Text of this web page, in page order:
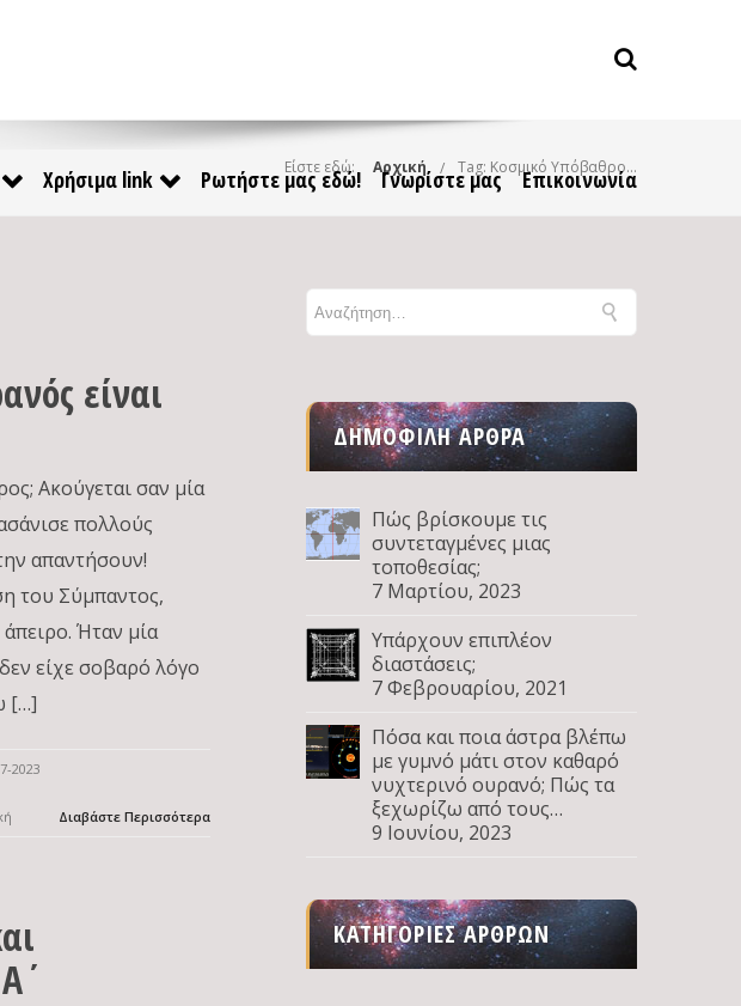
Χρήσιμα link Ρωτήστε μας εδώ! Γνωρίστε μας Επικοινωνία
Είστε εδώ: Αρχική Tag: Κοσμικό Υπόβαθρο Μικροκυμάτων
είναι
Ακούγεται σαν μία
πολλούς
απαντήσουν!
του Σύμπαντος,
Ήταν μία
είχε σοβαρό λόγο
[…]
2023
Διαβάστε Περισσότερα
ΔΗΜΟΦΙΛΉ ΆΡΘΡΑ
Πώς βρίσκουμε τις
συντεταγμένες μιας
τοποθεσίας;
7 Μαρτίου, 2023
Υπάρχουν επιπλέον
διαστάσεις;
7 Φεβρουαρίου, 2021
Πόσα και ποια άστρα βλέπω
με γυμνό μάτι στον καθαρό
νυχτερινό ουρανό; Πώς τα
ξεχωρίζω από τους
πλανήτες; Μέρος Δ
9 Ιουνίου, 2023
ΚΑΤΗΓΟΡΊΕΣ ΆΡΘΡΩΝ